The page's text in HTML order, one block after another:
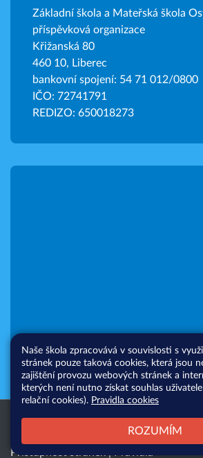
Základní škola a Mateřská škola
příspěvková organizace
Křižanská 80
460 10, Liberec
bankovní spojení: 54 71 012/0800
IČO: 72741791
REDIZO: 650018273
Všechna práva vyhrazena. Copyright
|Přihlásit|
Přístupnost stránek
Naše škola zpracovává v souvislosti s
stránek pouze taková cookies, která jsou
zajištění provozu webových stránek a
kterých není nutno získat souhlas
relační cookies). Pravidla cookies
ROZUMÍM